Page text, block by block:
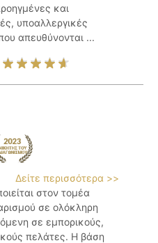
και
υποαλλεργικές
απευθύνονται ...
Δείτε περισσότερα >>
στον τομέα
σε ολόκληρη
σε εμπορικούς,
πελάτες. Η βάση